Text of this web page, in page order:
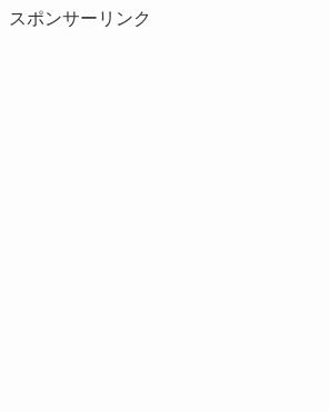
スポンサーリンク